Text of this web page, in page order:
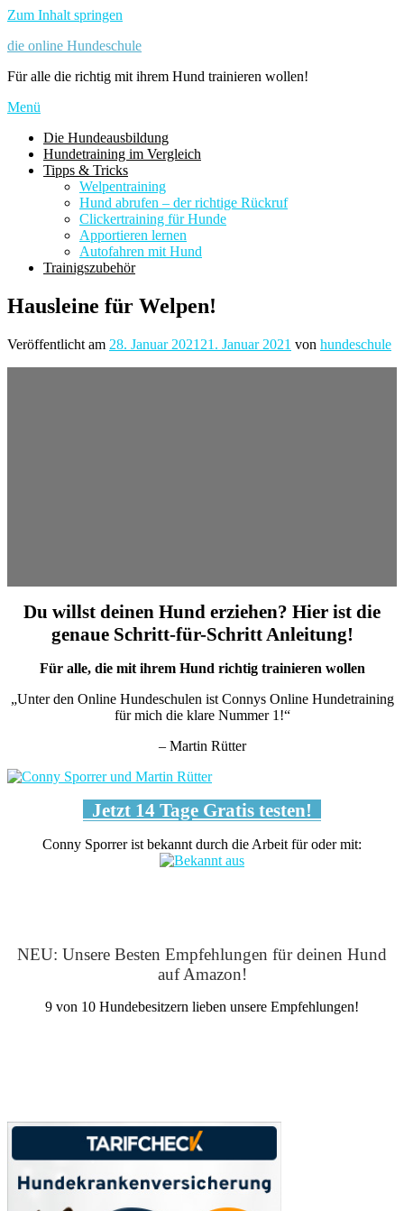
Zum Inhalt springen
die online Hundeschule
Für alle die richtig mit ihrem Hund trainieren wollen!
Menü
Die Hundeausbildung
Hundetraining im Vergleich
Tipps & Tricks
Welpentraining
Hund abrufen – der richtige Rückruf
Clickertraining für Hunde
Apportieren lernen
Autofahren mit Hund
Trainigszubehör
Hausleine für Welpen!
Veröffentlicht am 28. Januar 2021 21. Januar 2021 von hundeschule
Du willst deinen Hund erziehen? Hier ist die
genaue Schritt-für-Schritt Anleitung!
Für alle, die mit ihrem Hund richtig trainieren wollen
„Unter den Online Hundeschulen ist Connys Online Hundetraining
für mich die klare Nummer 1!“
– Martin Rütter
Jetzt 14 Tage Gratis testen!
Conny Sporrer ist bekannt durch die Arbeit für oder mit:
NEU: Unsere Besten Empfehlungen für deinen Hund
auf Amazon!
9 von 10 Hundebesitzern lieben unsere Empfehlungen!